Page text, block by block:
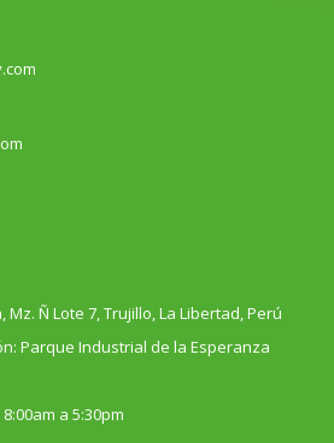
Mz. Ñ Lote 7, Trujillo, La Libertad, Perú
Parque Industrial de la Esperanza
a 5:30pm